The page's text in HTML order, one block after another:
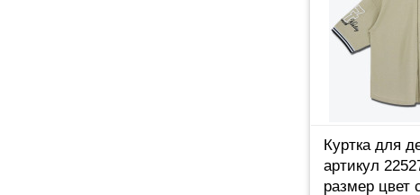
Куртка для
артикул
размер цвет